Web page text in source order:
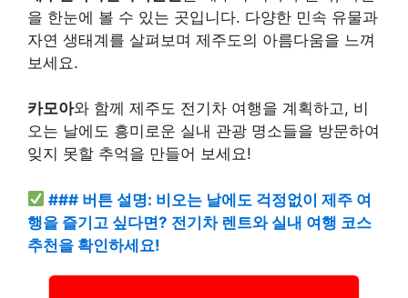
을 한눈에 볼 수 있는 곳입니다. 다양한 민속 유물과
자연 생태계를 살펴보며 제주도의 아름다움을 느껴
보세요.
카모아와 함께 제주도 전기차 여행을 계획하고, 비
오는 날에도 흥미로운 실내 관광 명소들을 방문하여
잊지 못할 추억을 만들어 보세요!
### 버튼 설명: 비오는 날에도 걱정없이 제주 여
행을 즐기고 싶다면? 전기차 렌트와 실내 여행 코스
추천을 확인하세요!